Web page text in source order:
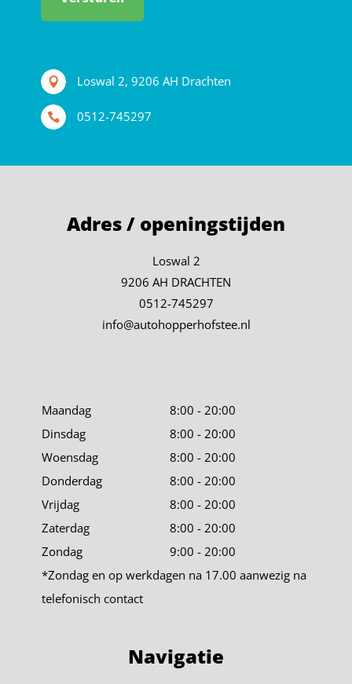
Loswal 2, 9206 AH Drachten
0512-745297
Adres / openingstijden
Loswal 2
9206 AH DRACHTEN
0512-745297
info@autohopperhofstee.nl
Maandag
8:00 - 20:00
Dinsdag
8:00 - 20:00
Woensdag
8:00 - 20:00
Donderdag
8:00 - 20:00
Vrijdag
8:00 - 20:00
Zaterdag
8:00 - 20:00
Zondag
9:00 - 20:00
*Zondag en op werkdagen na 17.00 aanwezig na
telefonisch contact
Navigatie